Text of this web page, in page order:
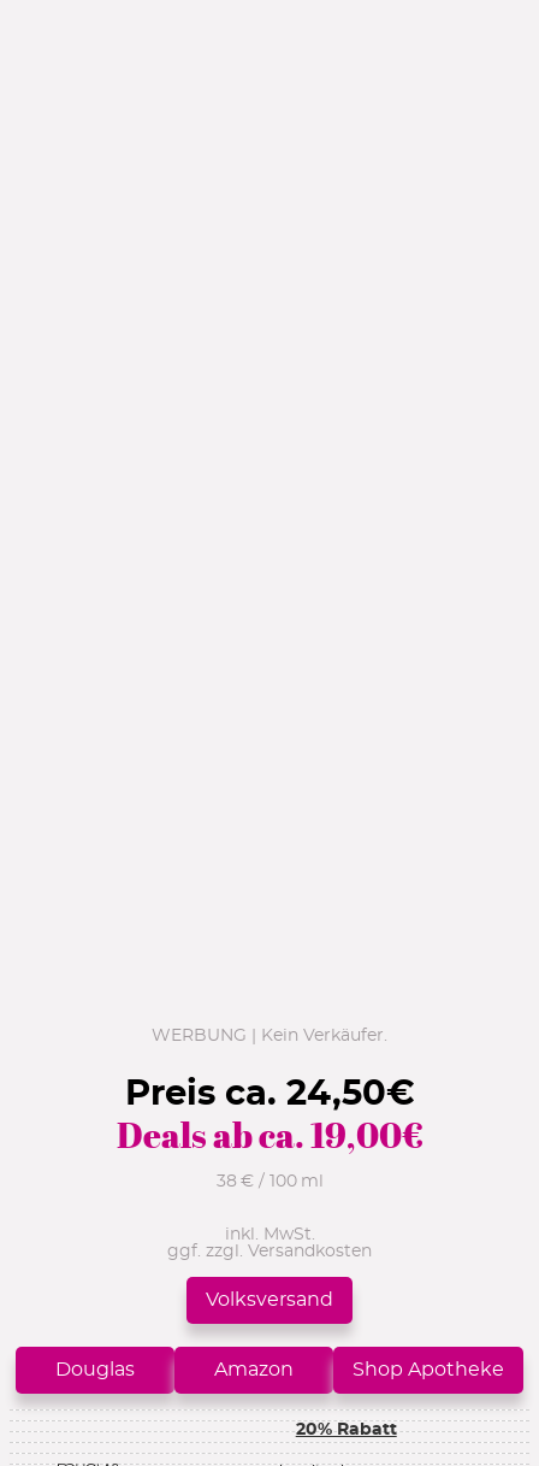
WERBUNG | Kein Verkäufer.
Preis ca. 24,50€
Deals ab ca.19,00€
38 € / 100 ml
inkl. MwSt.
ggf. zzgl. Versandkosten
Volksversand
Douglas Amazon Shop Apotheke
20% Rabatt